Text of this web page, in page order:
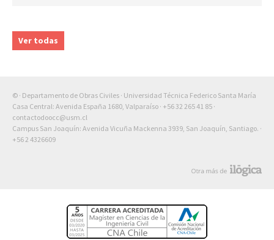
Ver todas
© · Departamento de Obras Civiles · Universidad Técnica Federico Santa María
Casa Central: Avenida España 1680, Valparaíso · +56 32 265 41 85 ·
contactodoocc@usm.cl
Campus San Joaquín: Avenida Vicuña Mackenna 3939, San Joaquín, Santiago. ·
+56 2 4326609